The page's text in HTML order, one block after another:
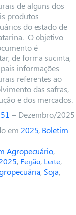
de alguns dos
produtos
do estado de
O objetivo
é
de forma sucinta,
informações
referentes ao
das safras,
e dos mercados.
– Dezembro/2025
em 2025, Boletim
Agropecuário,
, Feijão, Leite,
, Soja,